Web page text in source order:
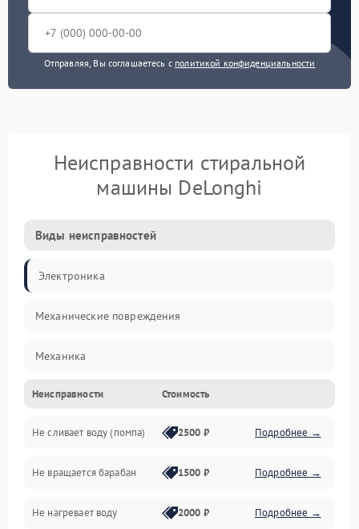
Отправляя, Вы соглашаетесь с политикой конфиденциальности
Неисправности стиральной
машины DeLonghi
Виды неисправностей
Электроника
Механические повреждения
Механика
Электропитание
Водоснабжение
Слив
Программное обеспечение
Неисправности Стоимость
Не сливает воду (помпа) 2500 ₽ Подробнее →
Не вращается барабан 1500 ₽ Подробнее →
Не нагревает воду 2000 ₽ Подробнее →